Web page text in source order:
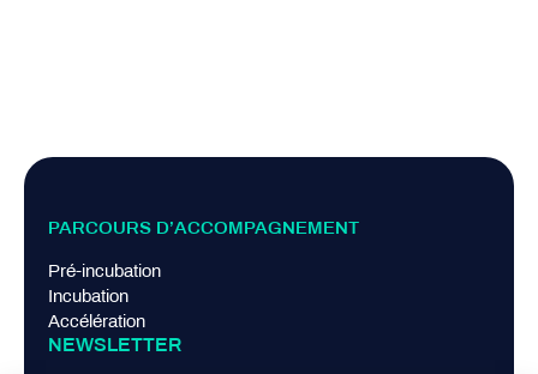
PARCOURS D’ACCOMPAGNEMENT
Pré-incubation
Incubation
Accélération
NEWSLETTER